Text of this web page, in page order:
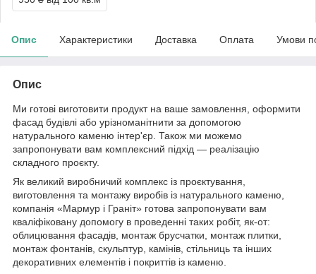
Опис Характеристики Доставка Оплата Умови
Опис
Ми готові виготовити продукт на ваше замовлення, оформити
фасад будівлі або урізноманітнити за допомогою
натурального каменю інтер'єр. Також ми можемо
запропонувати вам комплексний підхід — реалізацію
складного проєкту.
Як великий виробничий комплекс із проєктування,
виготовлення та монтажу виробів із натурального каменю,
компанія «Мармур і Граніт» готова запропонувати вам
кваліфіковану допомогу в проведенні таких робіт, як-от:
облицювання фасадів, монтаж брусчатки, монтаж плитки,
монтаж фонтанів, скульптур, камінів, стільниць та інших
декоративних елементів і покриттів із каменю.